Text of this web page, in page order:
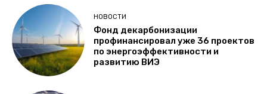
НОВОСТИ
Фонд декарбонизации
профинансировал уже 36 проектов
по энергоэффективности и
развитию ВИЭ